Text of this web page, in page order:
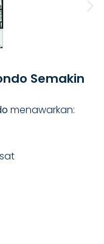
Semakin
menawarkan: